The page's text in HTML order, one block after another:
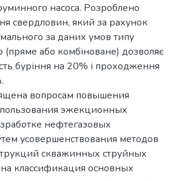
насоса. Розроблено
свердловин, який за рахунок
за даних умов типу
або комбіноване) дозволяє
буріння на 20% і проходження
вопросам повышения
эжекционных
нефтегазовых
усовершенствования методов
скважинных струйных
классификация основных